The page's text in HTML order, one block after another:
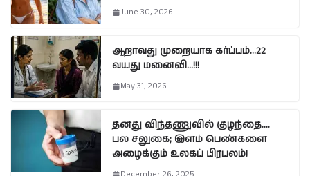
June 30, 2026
ஆறாவது முறையாக கர்ப்பம்…22
வயது மனைவி…!!!
May 31, 2026
தனது விந்தணுவில் குழந்தை….
பல சலுகை; இளம் பெண்களை
அழைக்கும் உலகப் பிரபலம்!